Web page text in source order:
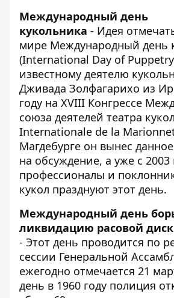
Международный день
кукольника - Идея
мире Международный день
(International Day of
известному деятелю
Дживада Золфагарихо из
году на XVIII Конгрессе
союза деятелей театра
Internationale de la
Магдебурге он вынес
на обсуждение, а уже с 2003
профессионалы и
кукол празднуют этот день.
Международный день
ликвидацию расовой
- Этот день проводится по
сессии Генеральной
ежегодно отмечается 21
день в 1960 году полиция